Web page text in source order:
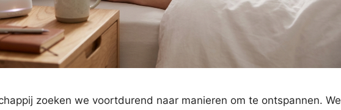
zoeken we voortdurend naar manieren om te ontspannen. We